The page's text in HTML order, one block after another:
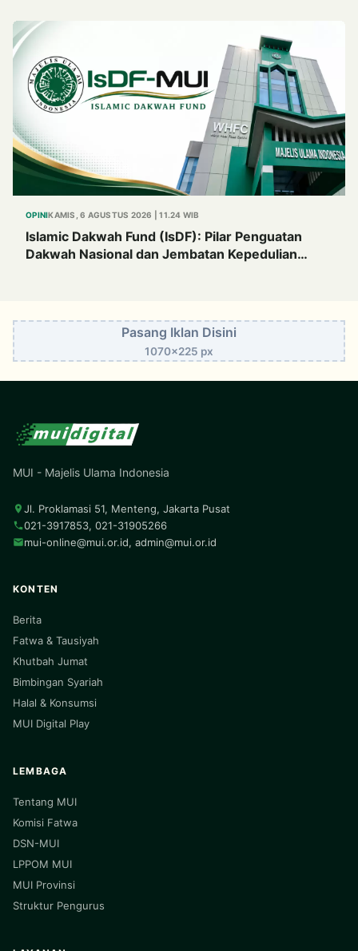
OPINIKAMIS, 6 AGUSTUS 2026 | 11.24 WIB
Islamic Dakwah Fund (IsDF): Pilar Penguatan
Dakwah Nasional dan Jembatan Kepedulian
Pasang Iklan Disini
1070x225 px
MUI - Majelis Ulama Indonesia
Jl. Proklamasi 51, Menteng, Jakarta Pusat
021-3917853, 021-31905266
mui-online@mui.or.id, admin@mui.or.id
KONTEN
Berita
Fatwa & Tausiyah
Khutbah Jumat
Bimbingan Syariah
Halal & Konsumsi
MUI Digital Play
LEMBAGA
Tentang MUI
Komisi Fatwa
DSN-MUI
LPPOM MUI
MUI Provinsi
Struktur Pengurus